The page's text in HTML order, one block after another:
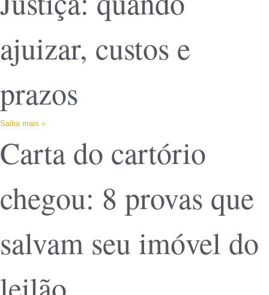
ajuizar, custos e
prazos
Saiba mais »
Carta do cartório
chegou: 8 provas que
salvam seu imóvel do